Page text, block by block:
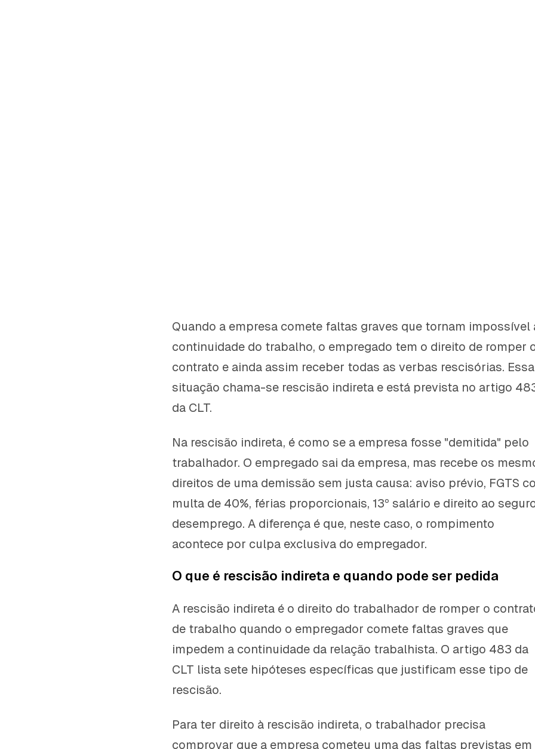
Quando a empresa comete faltas graves que tornam impossível
continuidade do trabalho, o empregado tem o direito de romper
contrato e ainda assim receber todas as verbas rescisórias. Essa
situação chama-se rescisão indireta e está prevista no artigo
da CLT.
Na rescisão indireta, é como se a empresa fosse "demitida" pelo
trabalhador. O empregado sai da empresa, mas recebe os
direitos de uma demissão sem justa causa: aviso prévio, FGTS
multa de 40%, férias proporcionais, 13º salário e direito ao
desemprego. A diferença é que, neste caso, o rompimento
acontece por culpa exclusiva do empregador.
O que é rescisão indireta e quando pode ser pedida
A rescisão indireta é o direito do trabalhador de romper o
de trabalho quando o empregador comete faltas graves que
impedem a continuidade da relação trabalhista. O artigo 483 da
CLT lista sete hipóteses específicas que justificam esse tipo de
rescisão.
Para ter direito à rescisão indireta, o trabalhador precisa
comprovar que a empresa cometeu uma das faltas previstas em